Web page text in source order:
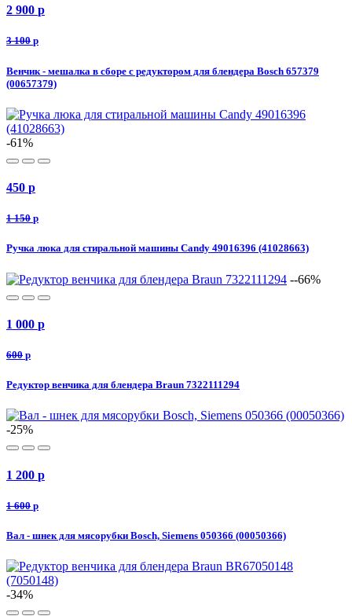
2 900 p
3 100 p
Венчик - мешалка в сборе с редуктором для блендера Bosch 657379
(00657379)
-61%
450 p
1 150 p
Ручка люка для стиральной машины Candy 49016396 (41028663)
--66%
1 000 p
600 p
Редуктор венчика для блендера Braun 7322111294
-25%
1 200 p
1 600 p
Вал - шнек для мясорубки Bosch, Siemens 050366 (00050366)
-34%